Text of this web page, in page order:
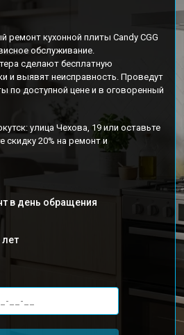
кухонной плиты Candy CGG
обслуживание.
сделают бесплатную
и выявят неисправность. Проведут
по доступной цене и в оговоренный
улица Чехова, 19 или оставьте
скидку 20% на ремонт и
в день обращения
лет